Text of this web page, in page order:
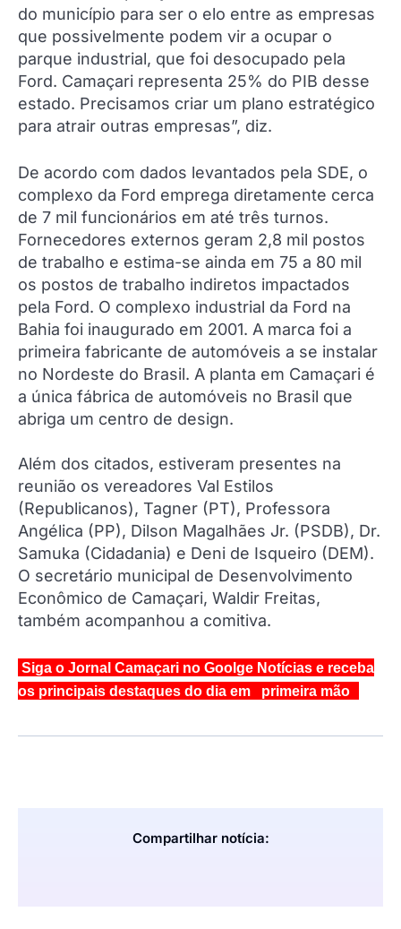
do município para ser o elo entre as empresas
que possivelmente podem vir a ocupar o
parque industrial, que foi desocupado pela
Ford. Camaçari representa 25% do PIB desse
estado. Precisamos criar um plano estratégico
para atrair outras empresas”, diz.
De acordo com dados levantados pela SDE, o
complexo da Ford emprega diretamente cerca
de 7 mil funcionários em até três turnos.
Fornecedores externos geram 2,8 mil postos
de trabalho e estima-se ainda em 75 a 80 mil
os postos de trabalho indiretos impactados
pela Ford. O complexo industrial da Ford na
Bahia foi inaugurado em 2001. A marca foi a
primeira fabricante de automóveis a se instalar
no Nordeste do Brasil. A planta em Camaçari é
a única fábrica de automóveis no Brasil que
abriga um centro de design.
Além dos citados, estiveram presentes na
reunião os vereadores Val Estilos
(Republicanos), Tagner (PT), Professora
Angélica (PP), Dilson Magalhães Jr. (PSDB), Dr.
Samuka (Cidadania) e Deni de Isqueiro (DEM).
O secretário municipal de Desenvolvimento
Econômico de Camaçari, Waldir Freitas,
também acompanhou a comitiva.
Siga o Jornal Camaçari no Goolge Notícias e receba
os principais destaques do dia em primeira mão
Compartilhar notícia: